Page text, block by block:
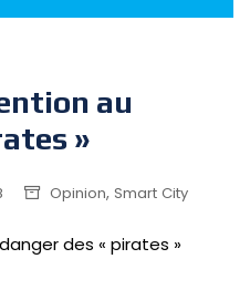
au
»
Opinion, Smart City